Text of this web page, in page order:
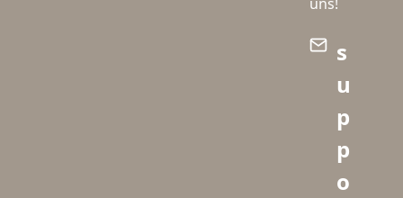
s
u
p
p
o